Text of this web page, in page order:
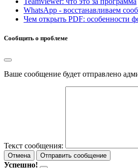
WhatsApp - восстанавливаем
Чем открыть PDF: особенности
Сообщить о проблеме
Ваше сообщение будет отправлено
Текст сообщения:
Отмена Отправить сообщение
Успешно!